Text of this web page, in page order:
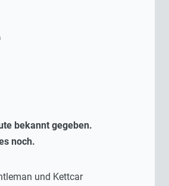
bekannt gegeben.
noch.
und Kettcar